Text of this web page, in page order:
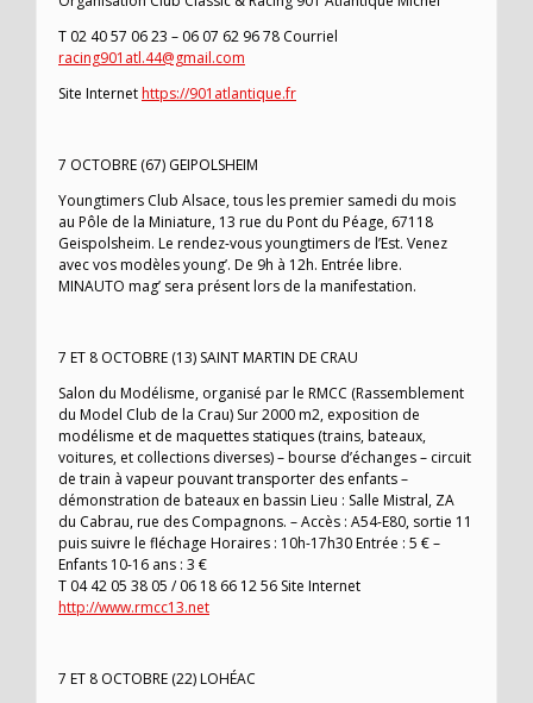
T 02 40 57 06 23 – 06 07 62 96 78 Courriel
racing901atl.44@gmail.com
Site Internethttps://901atlantique.fr
7 OCTOBRE (67) GEIPOLSHEIM
Youngtimers Club Alsace, tous les premier samedi du mois
au Pôle de la Miniature, 13 rue du Pont du Péage, 67118
Geispolsheim. Le rendez-vous youngtimers de l’Est. Venez
avec vos modèles young’. De 9h à 12h. Entrée libre.
MINAUTO mag’ sera présent lors de la manifestation.
7 ET 8 OCTOBRE (13) SAINT MARTIN DE CRAU
Salon du Modélisme, organisé par le RMCC (Rassemblement
du Model Club de la Crau) Sur 2000 m2, exposition de
modélisme et de maquettes statiques (trains, bateaux,
voitures, et collections diverses) – bourse d’échanges – circuit
de train à vapeur pouvant transporter des enfants –
démonstration de bateaux en bassin Lieu : Salle Mistral, ZA
du Cabrau, rue des Compagnons. – Accès : A54-E80, sortie 11
puis suivre le fléchage Horaires : 10h-17h30 Entrée : 5 € –
Enfants 10-16 ans : 3 €
T 04 42 05 38 05 / 06 18 66 12 56 Site Internet
http://www.rmcc13.net
7 ET 8 OCTOBRE (22) LOHÉAC